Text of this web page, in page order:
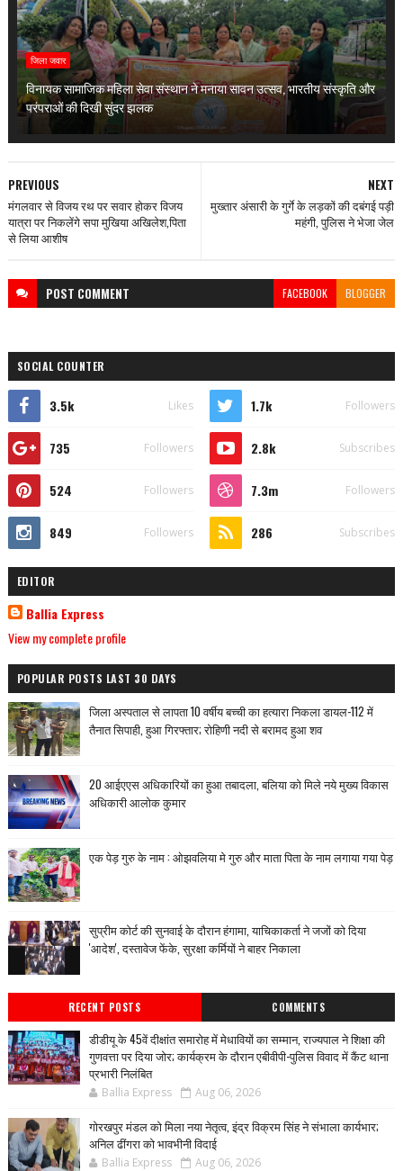
जिला जवार
विनायक सामाजिक महिला सेवा संस्थान ने मनाया सावन उत्सव, भारतीय संस्कृति और
परंपराओं की दिखी सुंदर झलक
NEXT
मुख्तार अंसारी के गुर्गे के लड़कों की दबंगई पड़ी
महंगी, पुलिस ने भेजा जेल
PREVIOUS
मंगलवार से विजय रथ पर सवार होकर विजय
यात्रा पर निकलेंगे सपा मुखिया अखिलेश,पिता
से लिया आशीष
POST COMMENT FACEBOOK BLOGGER
SOCIAL COUNTER
3.5k Likes 1.7k Followers
735 Followers 2.8k Subscribes
524 Followers 7.3m Followers
849 Followers 286 Subscribes
EDITOR
Ballia Express
View my complete profile
POPULAR POSTS LAST 30 DAYS
जिला अस्पताल से लापता 10 वर्षीय बच्ची का हत्यारा निकला डायल-112 में
तैनात सिपाही, हुआ गिरफ्तार; रोहिणी नदी से बरामद हुआ शव
20 आईएएस अधिकारियों का हुआ तबादला, बलिया को मिले नये मुख्य विकास
अधिकारी आलोक कुमार
एक पेड़ गुरु के नाम : ओझवलिया मे गुरु और माता पिता के नाम लगाया गया पेड़
सुप्रीम कोर्ट की सुनवाई के दौरान हंगामा, याचिकाकर्ता ने जजों को दिया
'आदेश', दस्तावेज फेंके, सुरक्षा कर्मियों ने बाहर निकाला
RECENT POSTS COMMENTS
डीडीयू के 45वें दीक्षांत समारोह में मेधावियों का सम्मान, राज्यपाल ने शिक्षा की
गुणवत्ता पर दिया जोर; कार्यक्रम के दौरान एबीवीपी-पुलिस विवाद में कैंट थाना
प्रभारी निलंबित
Ballia Express Aug 06, 2026
गोरखपुर मंडल को मिला नया नेतृत्व, इंद्र विक्रम सिंह ने संभाला कार्यभार;
अनिल ढींगरा को भावभीनी विदाई
Ballia Express Aug 06, 2026